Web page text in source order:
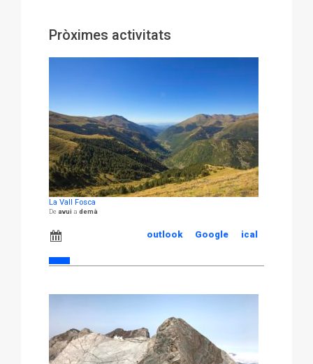
Pròximes activitats
La Vall Fosca
avui demà
ical
Google
outlook